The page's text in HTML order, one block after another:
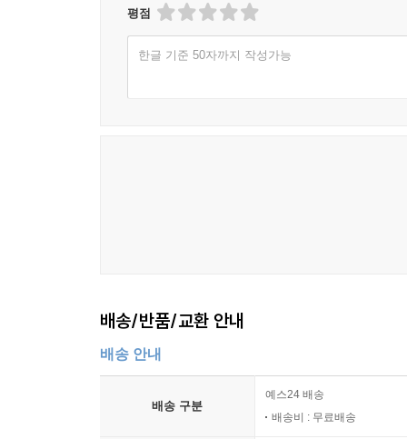
평점
한글 기준 50자까지 작성가능
배송/반품/교환 안내
배송 안내
배송 구분
예스24 배송
배송비 : 무료배송